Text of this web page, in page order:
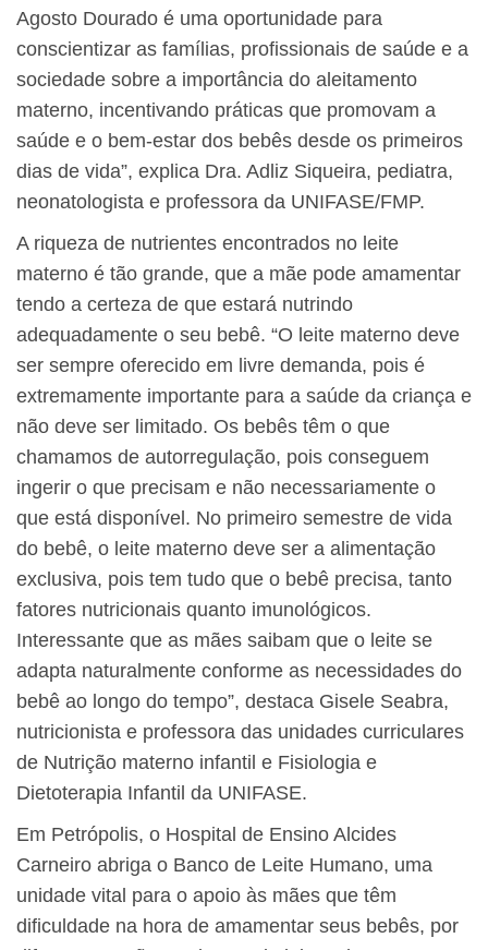
Agosto Dourado é uma oportunidade para
conscientizar as famílias, profissionais de saúde e a
sociedade sobre a importância do aleitamento
materno, incentivando práticas que promovam a
saúde e o bem-estar dos bebês desde os primeiros
dias de vida”, explica Dra. Adliz Siqueira, pediatra,
neonatologista e professora da UNIFASE/FMP.
A riqueza de nutrientes encontrados no leite
materno é tão grande, que a mãe pode amamentar
tendo a certeza de que estará nutrindo
adequadamente o seu bebê. “O leite materno deve
ser sempre oferecido em livre demanda, pois é
extremamente importante para a saúde da criança e
não deve ser limitado. Os bebês têm o que
chamamos de autorregulação, pois conseguem
ingerir o que precisam e não necessariamente o
que está disponível. No primeiro semestre de vida
do bebê, o leite materno deve ser a alimentação
exclusiva, pois tem tudo que o bebê precisa, tanto
fatores nutricionais quanto imunológicos.
Interessante que as mães saibam que o leite se
adapta naturalmente conforme as necessidades do
bebê ao longo do tempo”, destaca Gisele Seabra,
nutricionista e professora das unidades curriculares
de Nutrição materno infantil e Fisiologia e
Dietoterapia Infantil da UNIFASE.
Em Petrópolis, o Hospital de Ensino Alcides
Carneiro abriga o Banco de Leite Humano, uma
unidade vital para o apoio às mães que têm
dificuldade na hora de amamentar seus bebês, por